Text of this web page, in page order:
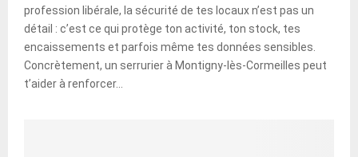
profession libérale, la sécurité de tes locaux n’est pas un
détail : c’est ce qui protège ton activité, ton stock, tes
encaissements et parfois même tes données sensibles.
Concrètement, un serrurier à Montigny-lès-Cormeilles peut
t’aider à renforcer...